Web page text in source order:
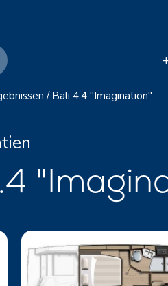
/ Bali 4.4 "Imagination"